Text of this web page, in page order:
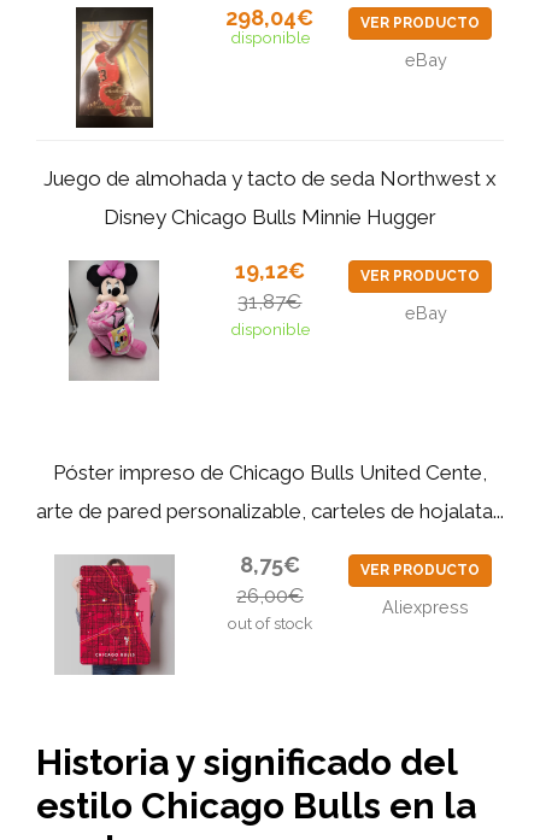
298,04€
disponible
VER PRODUCTO
eBay
Juego de almohada y tacto de seda Northwest x
Disney Chicago Bulls Minnie Hugger
19,12€
31,87€
disponible
VER PRODUCTO
eBay
Póster impreso de Chicago Bulls United Cente,
arte de pared personalizable, carteles de hojalata...
8,75€
26,00€
out of stock
VER PRODUCTO
Aliexpress
Historia y significado del
estilo Chicago Bulls en la